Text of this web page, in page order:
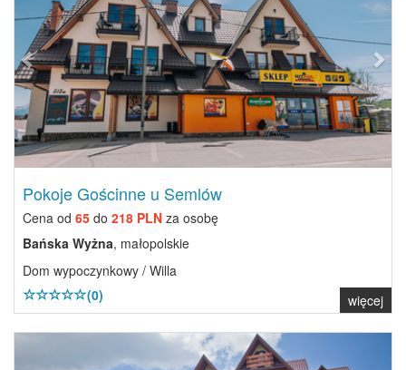
Pokoje Gościnne u Semlów
Cena od 65 do 218 PLN za osobę
Bańska Wyżna, małopolskie
Dom wypoczynkowy / Willa
(0)
więcej